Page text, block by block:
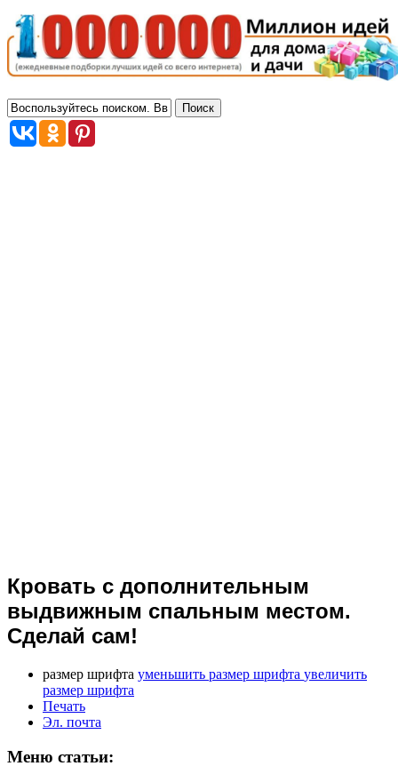
Кровать с дополнительным
выдвижным спальным местом.
Сделай сам!
размер шрифта уменьшить размер шрифта увеличить
размер шрифта
Печать
Эл. почта
Меню статьи: